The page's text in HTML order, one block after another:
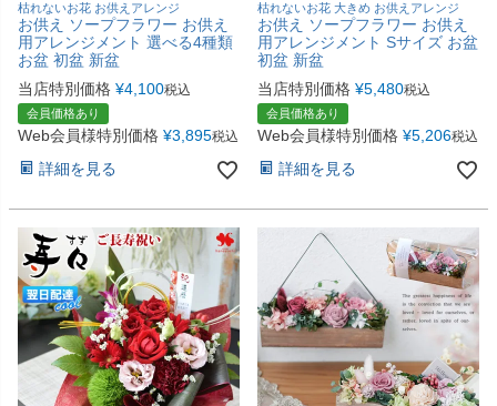
枯れないお花 お供えアレンジ
お供え ソープフラワー お供え
用アレンジメント 選べる4種類
お盆 初盆 新盆
当店特別価格 ¥4,100税込
会員価格あり
Web会員様特別価格 ¥3,895税込
詳細を見る
枯れないお花 大きめ お供えアレンジ
お供え ソープフラワー お供え
用アレンジメント Sサイズ お盆
初盆 新盆
当店特別価格 ¥5,480税込
会員価格あり
Web会員様特別価格 ¥5,206税込
詳細を見る